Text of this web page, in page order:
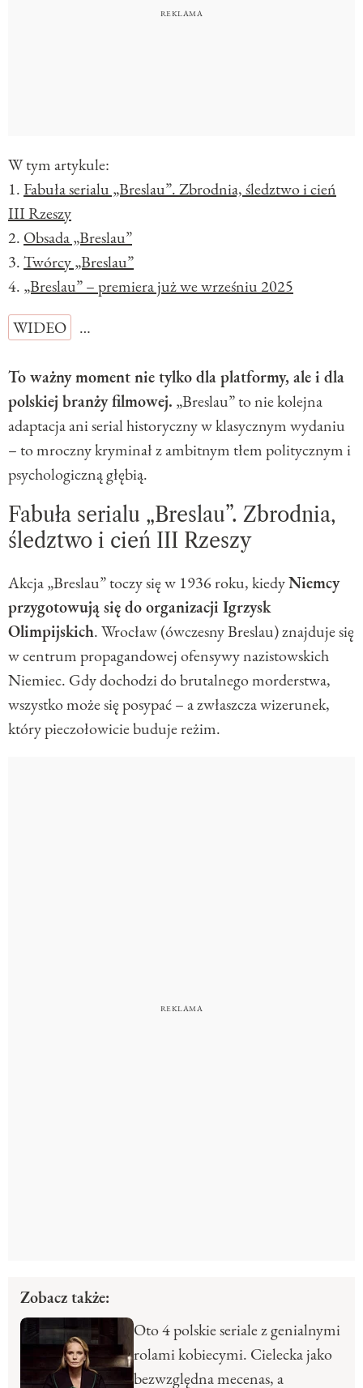
W tym artykule:
1. Fabuła serialu „Breslau”. Zbrodnia, śledztwo i cień
III Rzeszy
2. Obsada „Breslau”
3.Twórcy „Breslau”
4. „Breslau” – premiera już we wrześniu 2025
WIDEO
…
To ważny moment nie tylko dla platformy, ale i dla
polskiej branży filmowej. „Breslau” to nie kolejna
adaptacja ani serial historyczny w klasycznym wydaniu
– to mroczny kryminał z ambitnym tłem politycznym i
psychologiczną głębią.
Fabuła serialu „Breslau”. Zbrodnia,
śledztwo i cień III Rzeszy
Akcja „Breslau” toczy się w 1936 roku, kiedyNiemcy
przygotowują się do organizacji Igrzysk
Olimpijskich. Wrocław (ówczesny Breslau) znajduje się
w centrum propagandowej ofensywy nazistowskich
Niemiec. Gdy dochodzi do brutalnego morderstwa,
wszystko może się posypać – a zwłaszcza wizerunek,
który pieczołowicie buduje reżim.
Zobacz także:
Oto 4 polskie seriale z genialnymi
rolami kobiecymi. Cielecka jako
bezwzględna mecenas, a